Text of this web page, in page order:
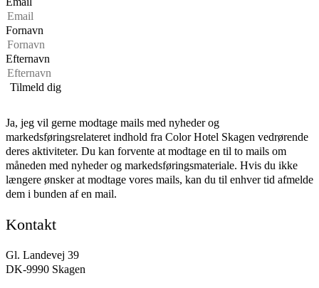
Fornavn
Efternavn
Ja, jeg vil gerne modtage mails med nyheder og
markedsføringsrelateret indhold fra Color Hotel Skagen vedrørende
deres aktiviteter. Du kan forvente at modtage en til to mails om
måneden med nyheder og markedsføringsmateriale. Hvis du ikke
længere ønsker at modtage vores mails, kan du til enhver tid afmelde
dem i bunden af en mail.
Kontakt
Gl. Landevej 39
DK-9990 Skagen